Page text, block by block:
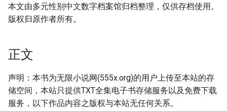
本文由多元性别中文数字档案馆归档整理，仅供存档使用。
版权归原作者所有。
正文
声明：本书为无限小说网(555x.org)的用户上传至本站的存
储空间，本站只提供TXT全集电子书存储服务以及免费下载
服务，以下作品内容之版权与本站无任何关系。